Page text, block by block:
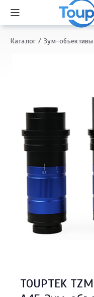
Каталог Зум-объективы
TOUPTEK